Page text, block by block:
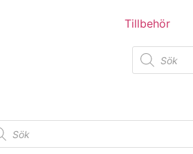
Tillbehör
Studentflak